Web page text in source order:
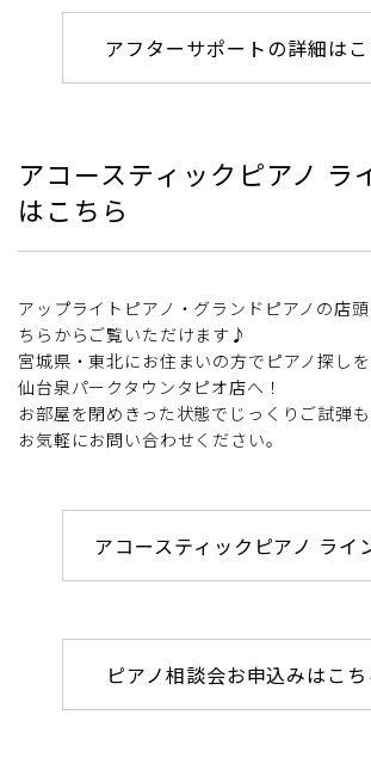
アフターサポートの詳細は
アコースティックピアノ ラ
はこちら
アップライトピアノ・グランドピアノの店
ちらからご覧いただけます♪
宮城県・東北にお住まいの方でピアノ探し
仙台泉パークタウンタピオ店へ！
お部屋を閉めきった状態でじっくりご試弾
お気軽にお問い合わせください。
アコースティックピアノ ライ
ピアノ相談会お申込みはこ